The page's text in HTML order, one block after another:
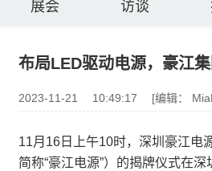
展会 访谈
布局LED驱动电源，豪江集
2023-11-21 10:49:17 [编辑：
11月16日上午10时，深圳豪江电
简称“豪江电源”）的揭牌仪式在